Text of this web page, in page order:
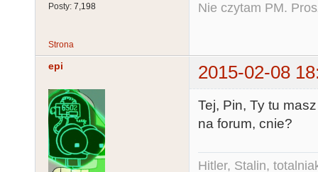
Posty: 7,198
Nie czytam PM.
Strona
epi 2015-02-08
Tej, Pin, Ty tu
na forum, cnie?
Hitler, Stalin,